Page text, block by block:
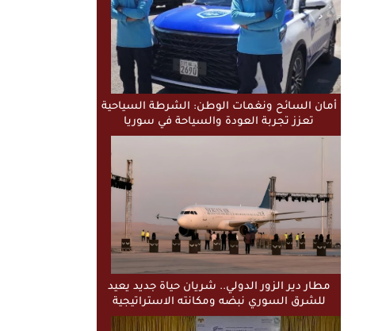
أمان السائح ونغمات الوطن: الشرطة السياحية
تعزز تجربة العودة والسياحة في سوريا
مطار دير الزور الدولي.. شريان حياة جديد يعيد
للشرق السوري نبضه ومكانته الاستراتيجية